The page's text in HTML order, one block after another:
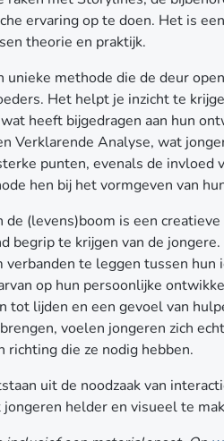
ervaring op te doen. Het is
theorie en praktijk.
unieke methode die de deur
Het helpt je inzicht te
heeft bijgedragen aan hun
Verklarende Analyse, wat
punten, evenals de invloed
hen bij het vormgeven van
de (levens)boom is een
begrip te krijgen van de
verbanden te leggen tussen
op hun persoonlijke
tot lijden en een gevoel van
voelen jongeren zich
richting die ze nodig hebben.
uit de noodzaak van
helder en visueel te